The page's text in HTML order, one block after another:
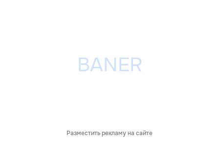
Разместить рекламу на сайте